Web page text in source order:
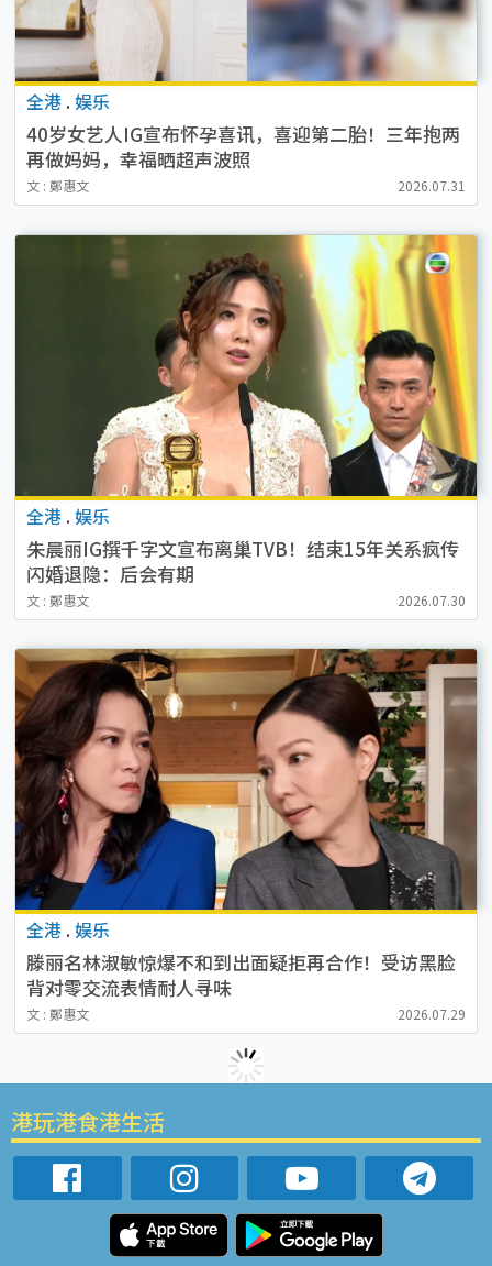
全港 . 娱乐
40岁女艺人IG宣布怀孕喜讯，喜迎第二胎！三年抱两
再做妈妈，幸福晒超声波照
文 : 鄭惠文 2026.07.31
全港 . 娱乐
朱晨丽IG撰千字文宣布离巢TVB！结束15年关系疯传
闪婚退隐：后会有期
文 : 鄭惠文 2026.07.30
全港 . 娱乐
滕丽名林淑敏惊爆不和到出面疑拒再合作！受访黑脸
背对零交流表情耐人寻味
文 : 鄭惠文 2026.07.29
港玩港食港生活